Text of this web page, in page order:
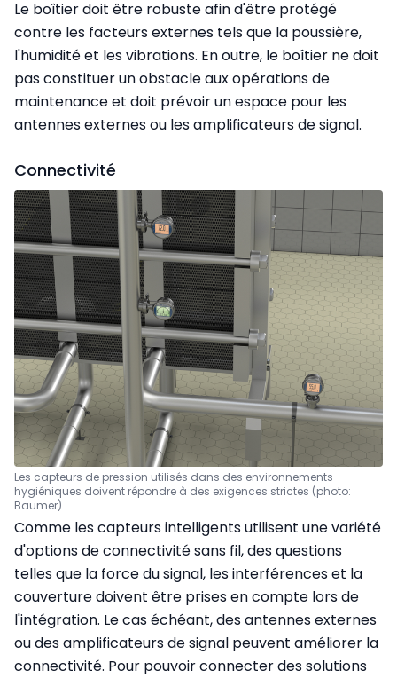
Le boîtier doit être robuste afin d'être protégé
contre les facteurs externes tels que la poussière,
l'humidité et les vibrations. En outre, le boîtier ne doit
pas constituer un obstacle aux opérations de
maintenance et doit prévoir un espace pour les
antennes externes ou les amplificateurs de signal.
Connectivité
Les capteurs de pression utilisés dans des environnements
hygiéniques doivent répondre à des exigences strictes (photo:
Baumer)
Comme les capteurs intelligents utilisent une variété
d'options de connectivité sans fil, des questions
telles que la force du signal, les interférences et la
couverture doivent être prises en compte lors de
l'intégration. Le cas échéant, des antennes externes
ou des amplificateurs de signal peuvent améliorer la
connectivité. Pour pouvoir connecter des solutions